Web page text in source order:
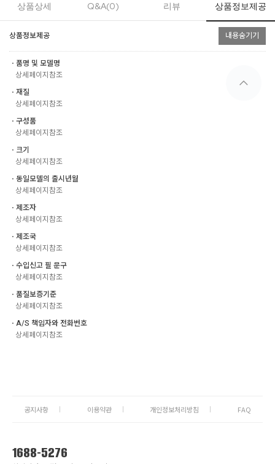
상품상세 Q&A(0) 리뷰 상품정보제공
상품정보제공 내용숨기기
ㆍ품명 및 모델명
상세페이지참조
ㆍ재질
상세페이지참조
ㆍ구성품
상세페이지참조
ㆍ크기
상세페이지참조
ㆍ동일모델의 출시년월
상세페이지참조
ㆍ제조자
상세페이지참조
ㆍ제조국
상세페이지참조
ㆍ수입신고 필 문구
상세페이지참조
ㆍ품질보증기준
상세페이지참조
ㆍA/S 책임자와 전화번호
상세페이지참조
공지사항 이용약관 개인정보처리방침 FAQ
1688-5276